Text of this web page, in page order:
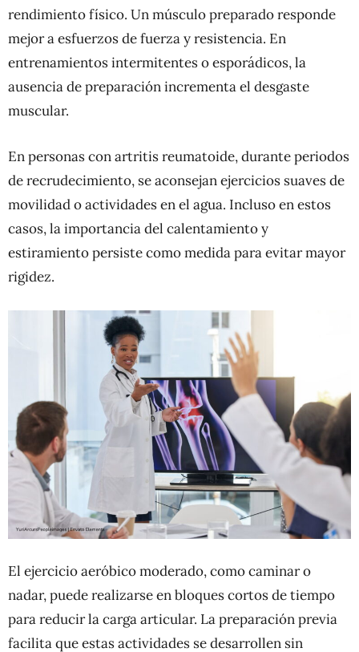
rendimiento físico. Un músculo preparado responde
mejor a esfuerzos de fuerza y resistencia. En
entrenamientos intermitentes o esporádicos, la
ausencia de preparación incrementa el desgaste
muscular.
En personas con artritis reumatoide, durante periodos
de recrudecimiento, se aconsejan ejercicios suaves de
movilidad o actividades en el agua. Incluso en estos
casos, la importancia del calentamiento y
estiramiento persiste como medida para evitar mayor
rigidez.
El ejercicio aeróbico moderado, como caminar o
nadar, puede realizarse en bloques cortos de tiempo
para reducir la carga articular. La preparación previa
facilita que estas actividades se desarrollen sin